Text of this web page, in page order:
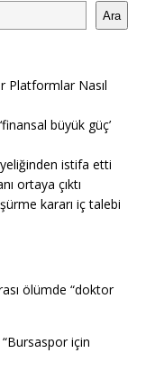
Ara
Platformlar Nasıl
büyük güç’
istifa etti
ortaya çıktı
kararı iç talebi
ölümde “doktor
için